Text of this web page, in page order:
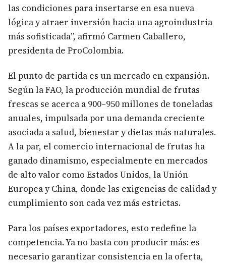
las condiciones para insertarse en esa nueva
lógica y atraer inversión hacia una agroindustria
más sofisticada”, afirmó Carmen Caballero,
presidenta de ProColombia.
El punto de partida es un mercado en expansión.
Según la FAO, la producción mundial de frutas
frescas se acerca a 900–950 millones de toneladas
anuales, impulsada por una demanda creciente
asociada a salud, bienestar y dietas más naturales.
A la par, el comercio internacional de frutas ha
ganado dinamismo, especialmente en mercados
de alto valor como Estados Unidos, la Unión
Europea y China, donde las exigencias de calidad y
cumplimiento son cada vez más estrictas.
Para los países exportadores, esto redefine la
competencia. Ya no basta con producir más: es
necesario garantizar consistencia en la oferta,